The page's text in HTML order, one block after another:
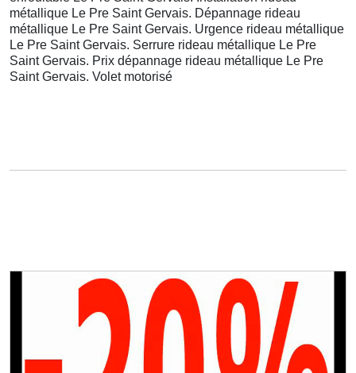
métallique Le Pre Saint Gervais. Dépannage rideau
métallique Le Pre Saint Gervais. Urgence rideau métallique
Le Pre Saint Gervais. Serrure rideau métallique Le Pre
Saint Gervais. Prix dépannage rideau métallique Le Pre
Saint Gervais. Volet motorisé